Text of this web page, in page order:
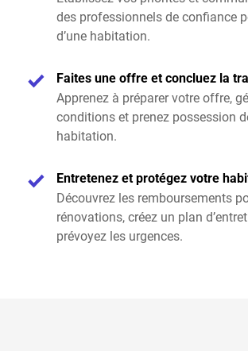
des professionnels de confiance
d’une habitation.
Faites une offre et concluez la
Apprenez à préparer votre offre,
conditions et prenez possession
habitation.
Entretenez et protégez votre
Découvrez les remboursements
rénovations, créez un plan
prévoyez les urgences.